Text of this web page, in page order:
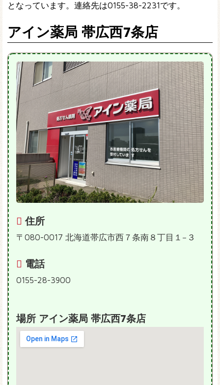
となっています。連絡先は0155-38-2231です。
アイン薬局 帯広西7条店
住所
〒080-0017 北海道帯広市西７条南８丁目１−３
電話
0155-28-3900
場所 アイン薬局 帯広西7条店